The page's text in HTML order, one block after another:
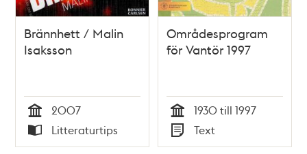
Brännhett / Malin
Isaksson
Tid
2007
Typ
Litteraturtips
Områdesprogram
för Vantör 1997
Tid
1930 till 1997
Typ
Text